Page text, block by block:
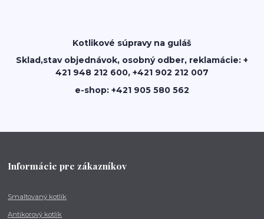
Kotlikové súpravy na guláš
Sklad,stav objednávok, osobný odber, reklamácie: +
421 948 212 600, +421 902 212 007
e-shop: +421 905 580 562
Informácie pre zákazníkov
Smaltovaný kotlík
Antikorový kotlík